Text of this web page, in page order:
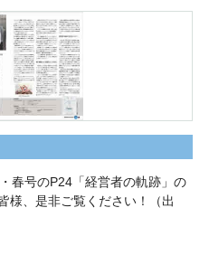
春号のP24「経営者の軌跡」の
様、是非ご覧ください！（出